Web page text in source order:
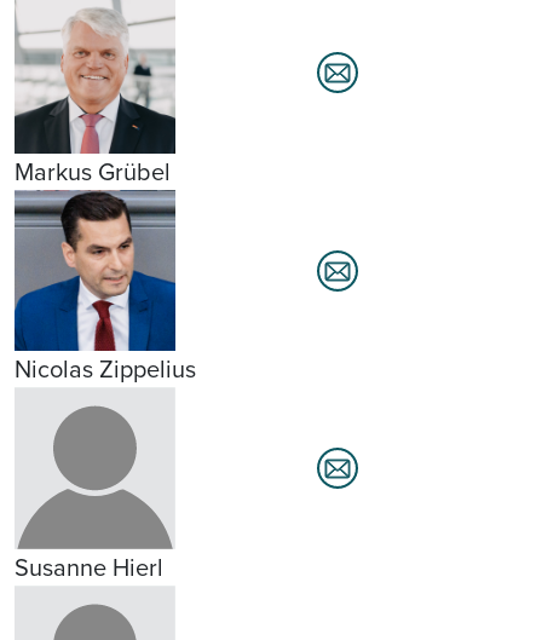
Markus Grübel
Nicolas Zippelius
Susanne Hierl